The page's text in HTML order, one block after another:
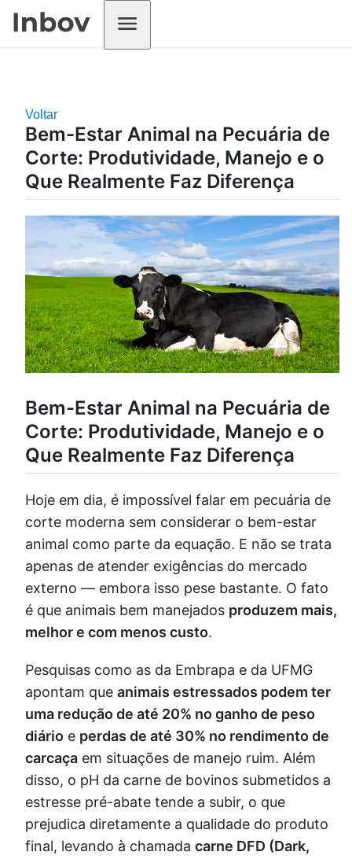
Voltar
Bem-Estar Animal na Pecuária de
Corte: Produtividade, Manejo e o
Que Realmente Faz Diferença
Bem-Estar Animal na Pecuária de
Corte: Produtividade, Manejo e o
Que Realmente Faz Diferença
Hoje em dia, é impossível falar em pecuária de
corte moderna sem considerar o bem-estar
animal como parte da equação. E não se trata
apenas de atender exigências do mercado
externo — embora isso pese bastante. O fato
é que animais bem manejados produzem mais,
melhor e com menos custo.
Pesquisas como as da Embrapa e da UFMG
apontam que animais estressados podem ter
uma redução de até 20% no ganho de peso
diário e perdas de até 30% no rendimento de
carcaça em situações de manejo ruim. Além
disso, o pH da carne de bovinos submetidos a
estresse pré-abate tende a subir, o que
prejudica diretamente a qualidade do produto
final, levando à chamada carne DFD (Dark,